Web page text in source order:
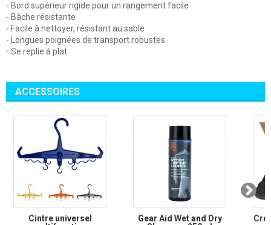
- Bord supérieur rigide pour un rangement facile
- Bâche résistante
- Facile à nettoyer, résistant au sable
- Longues poignées de transport robustes
- Se replie à plat
ACCESSOIRES
Cintre universel
Gear Aid Wet and Dry